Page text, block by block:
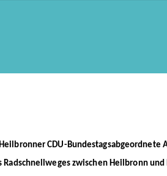
CDU-
Radschnellweges zwischen Heilbronn